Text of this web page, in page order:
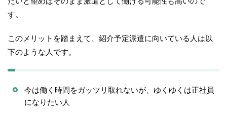
す。
このメリットを踏まえて、紹介予定派遣に向いている人は以
下のような人です。
今は働く時間をガッツリ取れないが、ゆくゆくは正社員
になりたい人